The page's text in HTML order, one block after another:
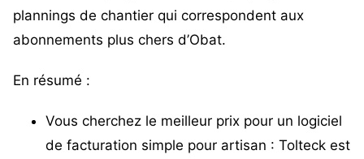
plannings de chantier qui correspondent aux
abonnements plus chers d’Obat.
En résumé :
Vous cherchez le meilleur prix pour un logiciel
de facturation simple pour artisan : Tolteck est